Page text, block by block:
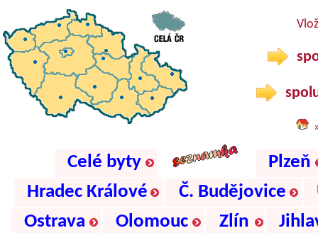
Celé byty
Plzeň
Hradec Králové
Č. Budějovice
Ostrava
Olomouc Zlín